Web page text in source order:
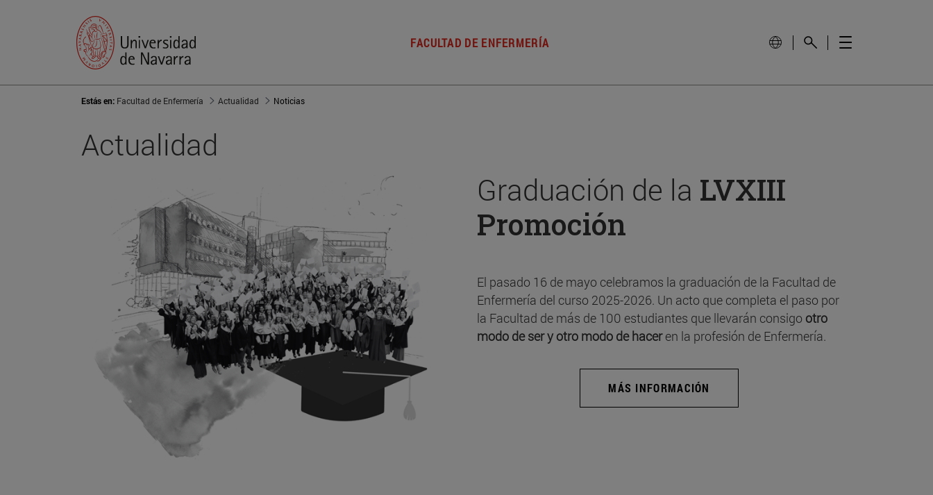
FACULTAD DE ENFERMERÍA
Estás en: Facultad de Enfermería Actualidad Noticias
Actualidad
Graduación de la LVXIII
Promoción
El pasado 16 de mayo celebramos la graduación de la Facultad de
Enfermería del curso 2025-2026. Un acto que completa el paso por
la Facultad de más de 100 estudiantes que llevarán consigo otro
modo de ser y otro modo de haceren la profesión de Enfermería.
MÁS INFORMACIÓN